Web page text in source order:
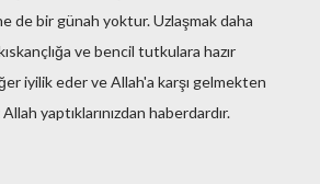
de bir günah yoktur. Uzlaşmak daha
ve bencil tutkulara hazır
iyilik eder ve Allah'a karşı gelmekten
Allah yaptıklarınızdan haberdardır.